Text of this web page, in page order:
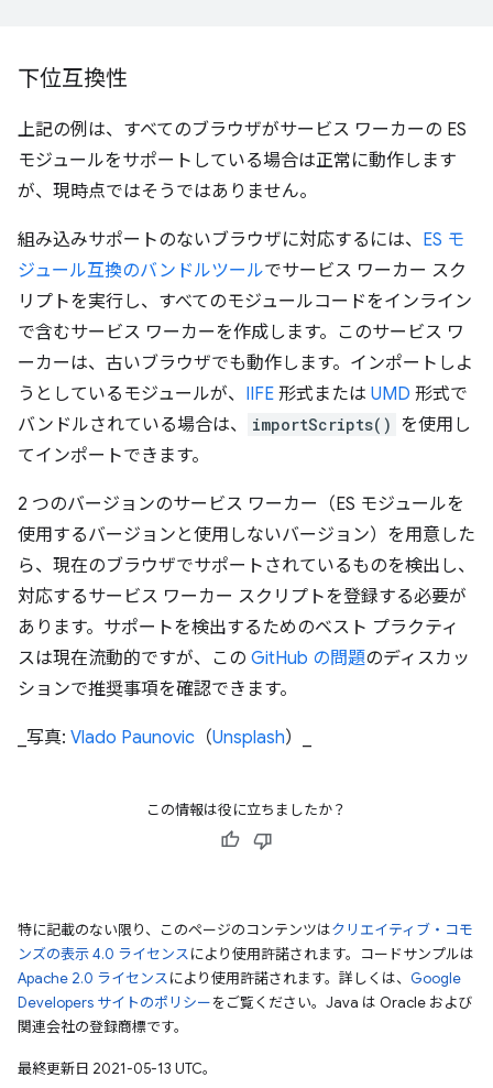
下位互換性
上記の例は、すべてのブラウザがサービス ワーカーの ES
モジュールをサポートしている場合は正常に動作します
が、現時点ではそうではありません。
組み込みサポートのないブラウザに対応するには、 ES モ
ジュール互換のバンドルツールでサービス ワーカー スク
リプトを実行し、すべてのモジュールコードをインライン
で含むサービス ワーカーを作成します。このサービス ワ
ーカーは、古いブラウザでも動作します。インポートしよ
うとしているモジュールが、 IIFE 形式または UMD 形式で
バンドルされている場合は、
importScripts() を使用し
てインポートできます。
2 つのバージョンのサービス ワーカー（ES モジュールを
使用するバージョンと使用しないバージョン）を用意した
ら、現在のブラウザでサポートされているものを検出し、
対応するサービス ワーカー スクリプトを登録する必要が
あります。サポートを検出するためのベスト プラクティ
スは現在流動的ですが、この GitHub の問題のディスカッ
ションで推奨事項を確認できます。
_写真: Vlado Paunovic （Unsplash）_
この情報は役に立ちましたか？
特に記載のない限り、このページのコンテンツはクリエイティブ・コモ
ンズの表示 4.0 ライセンスにより使用許諾されます。コードサンプルは
Apache 2.0 ライセンスにより使用許諾されます。詳しくは、 Google
Developers サイトのポリシーをご覧ください。Java は Oracle および
関連会社の登録商標です。
最終更新日 2021-05-13 UTC。